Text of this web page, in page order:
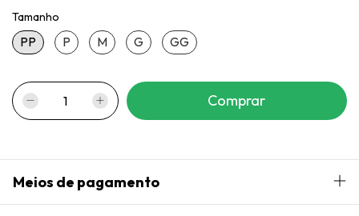
Tamanho
PP P M G GG
Meios de pagamento